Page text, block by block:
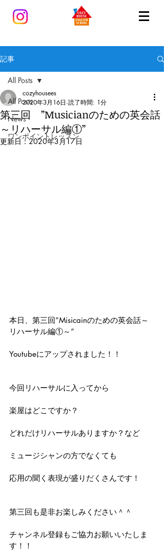
記事
All Posts
News
ワンポイントレッスン
All Posts
第三回 ”Musicianのための英会話
～リハーサル編①”
cozyhousees
2020年3月16日 読了時間: 1分
更新日：2020年3月17日
本日、第三回”Misicainのための英会話～
リハーサル編①～”
Youtubeにアップされました！！
今回リハーサルに入ってから
楽屋はどこですか？
どれだけリハーサルありますか？など
ミュージシャンの方でなくても
応用の聞く表現が盛りだくさんです！
第三回も是非お楽しみください＾＾
チャンネル登録もご協力お願いいたしま
す！！